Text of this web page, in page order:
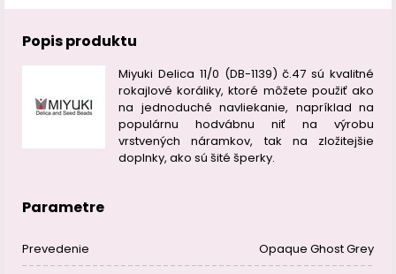
Popis produktu
Miyuki Delica 11/0 (DB-1139) č.47 sú kvalitné
rokajlové koráliky, ktoré môžete použiť ako
na jednoduché navliekanie, napríklad na
populárnu hodvábnu niť na výrobu
vrstvených náramkov, tak na zložitejšie
doplnky, ako sú šité šperky.
Parametre
Prevedenie Opaque Ghost Grey